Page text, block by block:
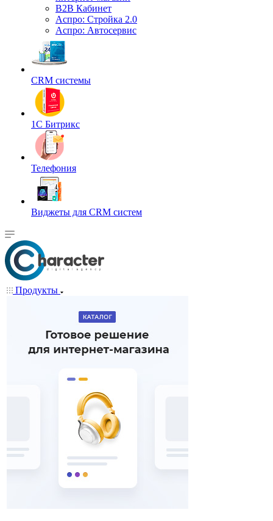
B2B Кабинет
Аспро: Стройка 2.0
Аспро: Автосервис
CRM системы
1С Битрикс
Телефония
Виджеты для CRM cистем
Продукты